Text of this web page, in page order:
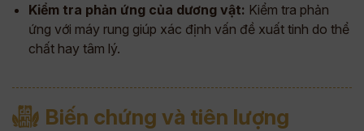
Kiểm tra phản ứng của dương vật: Kiểm tra phản
ứng với máy rung giúp xác định vấn đề xuất tinh do thể
chất hay tâm lý.
Biến chứng và tiên lượng